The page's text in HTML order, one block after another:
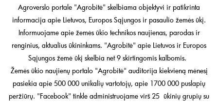
Agroverslo portale "Agrobitė" skelbiama objektyvi ir patikrinta
informacija apie Lietuvos, Europos Sąjungos ir pasaulio žemės ūkį.
Informuojame apie žemės ūkio technikos naujienas, parodas ir
renginius, aktualius ūkininkams. "Agrobitė" apie Lietuvos ir Europos
Sąjungos žemė ūkį skelbia net 9 skirtingomis kalbomis.
Žemės ūkio naujienų portalo "Agrobitė" auditorija kiekvieną mėnesį
pasiekia apie 500 000 unikalių vartotojų, apie 1700 000 puslapių
peržiūrų. "Facebook" tinkle administruojame virš 25 ūkinių grupių su